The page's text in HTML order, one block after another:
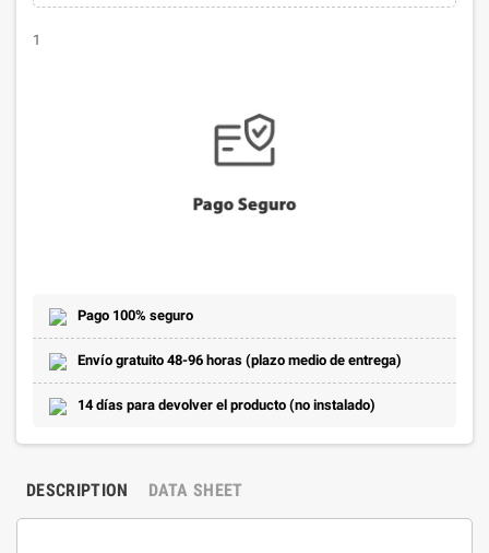
1
Pago 100% seguro
Envío gratuito 48-96 horas (plazo medio de entrega)
14 días para devolver el producto (no instalado)
DESCRIPTION DATA SHEET